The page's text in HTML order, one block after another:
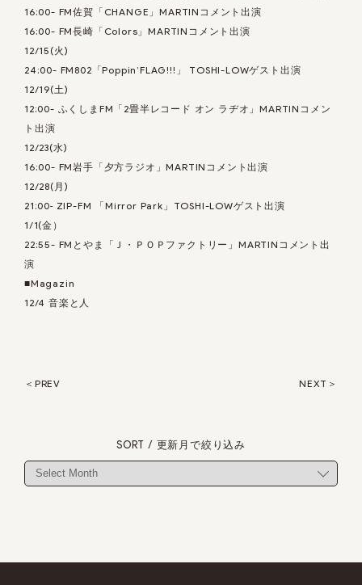
16:00- FM佐賀「CHANGE」MARTINコメント出演
16:00- FM長崎「Colors」MARTINコメント出演
12/15(火)
24:00- FM802「Poppin’FLAG!!!」 TOSHI-LOWゲスト出演
12/19(土)
12:00- ふくしまFM「2畳半レコード オン ラヂオ」MARTINコメン
ト出演
12/23(水)
16:00- FM岩手「夕方ラジオ」MARTINコメント出演
12/28(月)
21:00‐ ZIP-FM 「Mirror Park」TOSHI-LOWゲスト出演
1/1(金）
22:55- FMとやま「Ｊ・ＰＯＰファクトリー」MARTINコメント出
演
■Magazin
12/4 音楽と人
NEXT
PREV
SORT / 更新月で絞り込み